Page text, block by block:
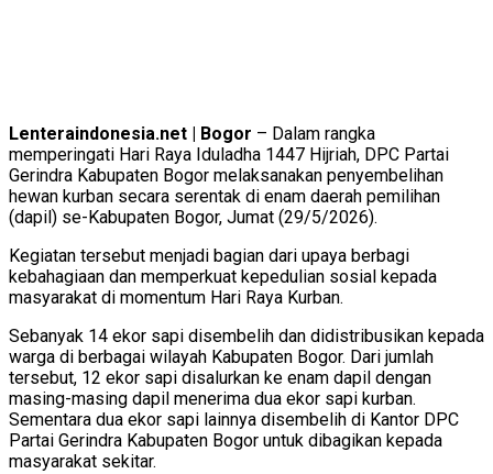
Lenteraindonesia.net | Bogor – Dalam rangka
memperingati Hari Raya Iduladha 1447 Hijriah, DPC Partai
Gerindra Kabupaten Bogor melaksanakan penyembelihan
hewan kurban secara serentak di enam daerah pemilihan
(dapil) se-Kabupaten Bogor, Jumat (29/5/2026).
Kegiatan tersebut menjadi bagian dari upaya berbagi
kebahagiaan dan memperkuat kepedulian sosial kepada
masyarakat di momentum Hari Raya Kurban.
Sebanyak 14 ekor sapi disembelih dan didistribusikan kepada
warga di berbagai wilayah Kabupaten Bogor. Dari jumlah
tersebut, 12 ekor sapi disalurkan ke enam dapil dengan
masing-masing dapil menerima dua ekor sapi kurban.
Sementara dua ekor sapi lainnya disembelih di Kantor DPC
Partai Gerindra Kabupaten Bogor untuk dibagikan kepada
masyarakat sekitar.